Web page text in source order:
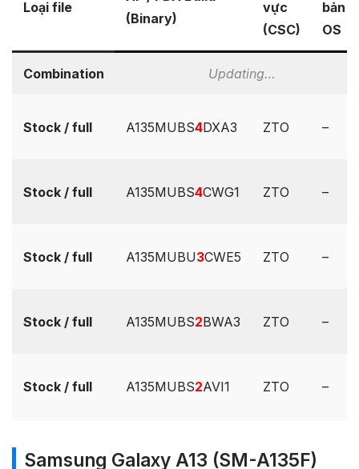
Loại file
(Binary)
vực
(CSC)
bản
OS
Combination Updating…
Stock / full A135MUBS4DXA3 ZTO –
Stock / full A135MUBS4CWG1 ZTO –
Stock / full A135MUBU3CWE5 ZTO –
Stock / full A135MUBS2BWA3 ZTO –
Stock / full A135MUBS2AVI1 ZTO –
Samsung Galaxy A13 (SM-A135F)